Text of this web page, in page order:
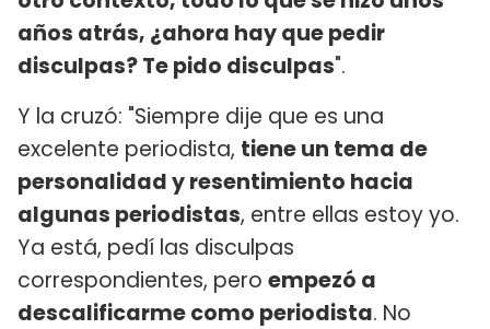
años atrás, ¿ahora hay que pedir
disculpas? Te pido disculpas".
Y la cruzó: "Siempre dije que es una
excelente periodista, tiene un tema de
personalidad y resentimiento hacia
algunas periodistas, entre ellas estoy yo.
Ya está, pedí las disculpas
correspondientes, pero empezó a
descalificarme como periodista. No